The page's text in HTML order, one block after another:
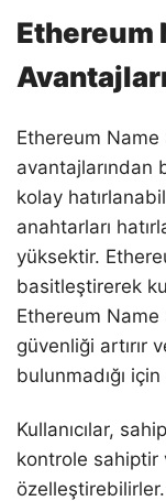
Ethereum
Ethereum Name
avantajlarından
kolay
anahtarları
yüksektir.
basitleştirerek
Ethereum Name
güvenliği artırır
bulunmadığı için
Kullanıcılar,
kontrole sahiptir